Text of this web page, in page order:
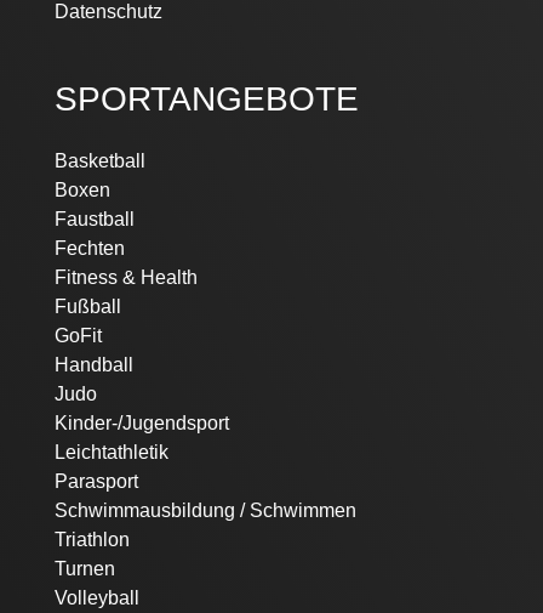
Datenschutz
SPORTANGEBOTE
Navigation
überspringen
Basketball
Boxen
Faustball
Fechten
Fitness & Health
Fußball
GoFit
Handball
Judo
Kinder-/Jugendsport
Leichtathletik
Parasport
Schwimmausbildung / Schwimmen
Triathlon
Turnen
Volleyball